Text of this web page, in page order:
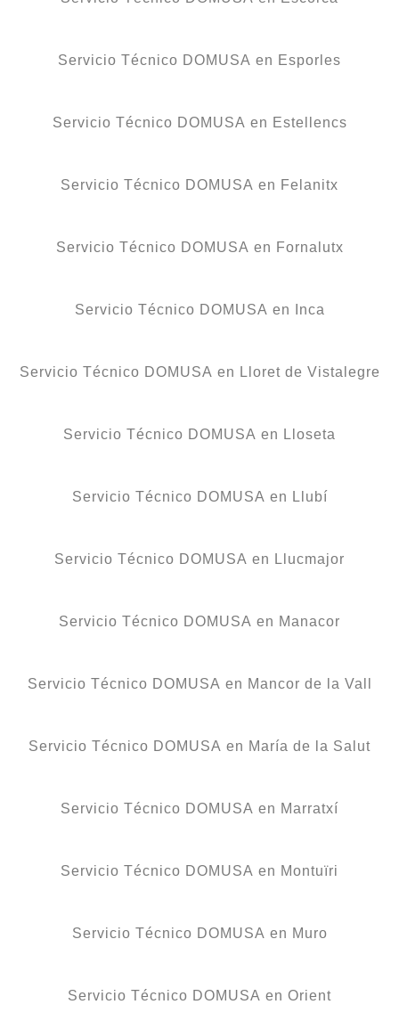
Servicio Técnico DOMUSA en Esporles
Servicio Técnico DOMUSA en Estellencs
Servicio Técnico DOMUSA en Felanitx
Servicio Técnico DOMUSA en Fornalutx
Servicio Técnico DOMUSA en Inca
Servicio Técnico DOMUSA en Lloret de Vistalegre
Servicio Técnico DOMUSA en Lloseta
Servicio Técnico DOMUSA en Llubí
Servicio Técnico DOMUSA en Llucmajor
Servicio Técnico DOMUSA en Manacor
Servicio Técnico DOMUSA en Mancor de la Vall
Servicio Técnico DOMUSA en María de la Salut
Servicio Técnico DOMUSA en Marratxí
Servicio Técnico DOMUSA en Montuïri
Servicio Técnico DOMUSA en Muro
Servicio Técnico DOMUSA en Orient